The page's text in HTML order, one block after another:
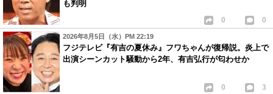
も判明
0 0
2026年8月5日（水）PM 22:19
フジテレビ『有吉の夏休み』フワちゃんが復帰説。炎上で
出演シーンカット騒動から2年、有吉弘行が匂わせか
0 3